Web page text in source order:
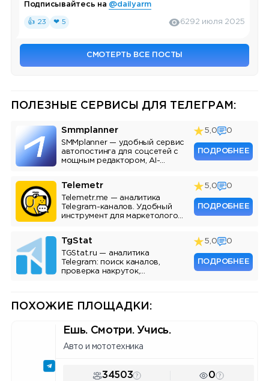
Подписывайтесь на @dailyarm
👍 23 ❤ 5 6292 июля 2025
СМОТЕРТЬ ВСЕ ПОСТЫ
ПОЛЕЗНЫЕ СЕРВИСЫ ДЛЯ ТЕЛЕГРАМ:
Smmplanner
SMMplanner — удобный сервис
автопостинга для соцсетей с
мощным редактором, AI-
5,0 0
ПОДРОБНЕЕ
Telemetr
Telemetr.me — аналитика
Telegram-каналов. Удобный
инструмент для маркетологов,
5,0 0
ПОДРОБНЕЕ
TgStat
TGStat.ru — аналитика
Telegram: поиск каналов,
проверка накруток,
5,0 0
ПОДРОБНЕЕ
ПОХОЖИЕ ПЛОЩАДКИ:
Ешь. Смотри. Учись.
Авто и мототехника
34503 0